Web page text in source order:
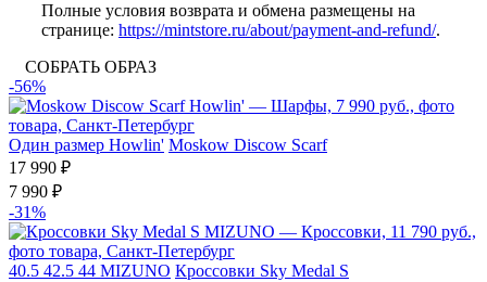
Полные условия возврата и обмена размещены на
странице: https://mintstore.ru/about/payment-and-refund/.
СОБРАТЬ ОБРАЗ
-56%
Один размер Howlin' Moskow Discow Scarf
17 990 ₽
7 990 ₽
-31%
40.5 42.5 44 MIZUNO Кроссовки Sky Medal S